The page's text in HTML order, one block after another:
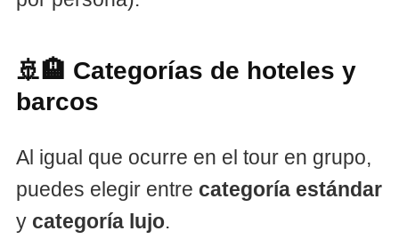
🚢🏨 Categorías de hoteles y
barcos
Al igual que ocurre en el tour en grupo,
puedes elegir entre categoría estándar
y categoría lujo.